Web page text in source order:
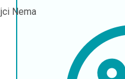
Nema